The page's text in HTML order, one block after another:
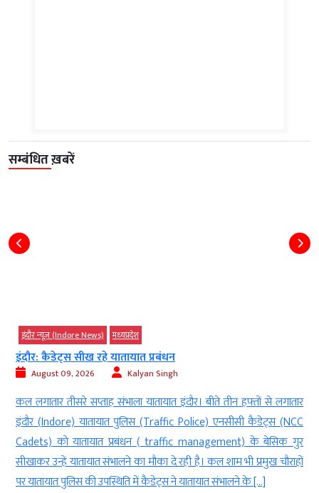
सम्बंधित ख़बरें
इंदौर न्यूज़ (Indore News) मध्‍यप्रदेश
इंदौर: कैडेट्स सीख रहे यातायात प्रबंधन
August 09, 2026 Kalyan Singh
कल लगातार तीसरे सप्ताह संभाला यातायात इंदौर। बीते तीन हफ्तों से लगातार
इंदौर (Indore) यातायात पुलिस (Traffic Police) एनसीसी कैडेट्स (NCC
Cadets) को यातायात प्रबंधन ( traffic management) के बेसिक गुर
सीखाकर उन्हें यातायात संभालने का मौका दे रही है। कल शाम भी प्रमुख चौराहों
पर यातायात पुलिस की उपस्थिति में कैडेट्स ने यातायात संभालने के […]